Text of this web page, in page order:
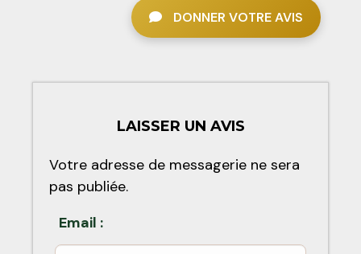
DONNER VOTRE AVIS
LAISSER UN AVIS
Votre adresse de messagerie ne sera
pas publiée.
Email :